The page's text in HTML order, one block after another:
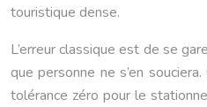
touristique dense.
L’erreur classique est de se
que personne ne s’en
tolérance zéro pour le